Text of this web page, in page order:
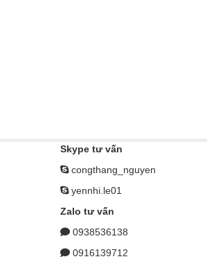
Skype tư vấn
congthang_nguyen
yennhi.le01
Zalo tư vấn
0938536138
0916139712